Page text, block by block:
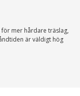
för mer hårdare träslag,
är väldigt hög